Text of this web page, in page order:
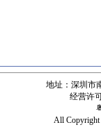
地址：深圳市
经营许
All